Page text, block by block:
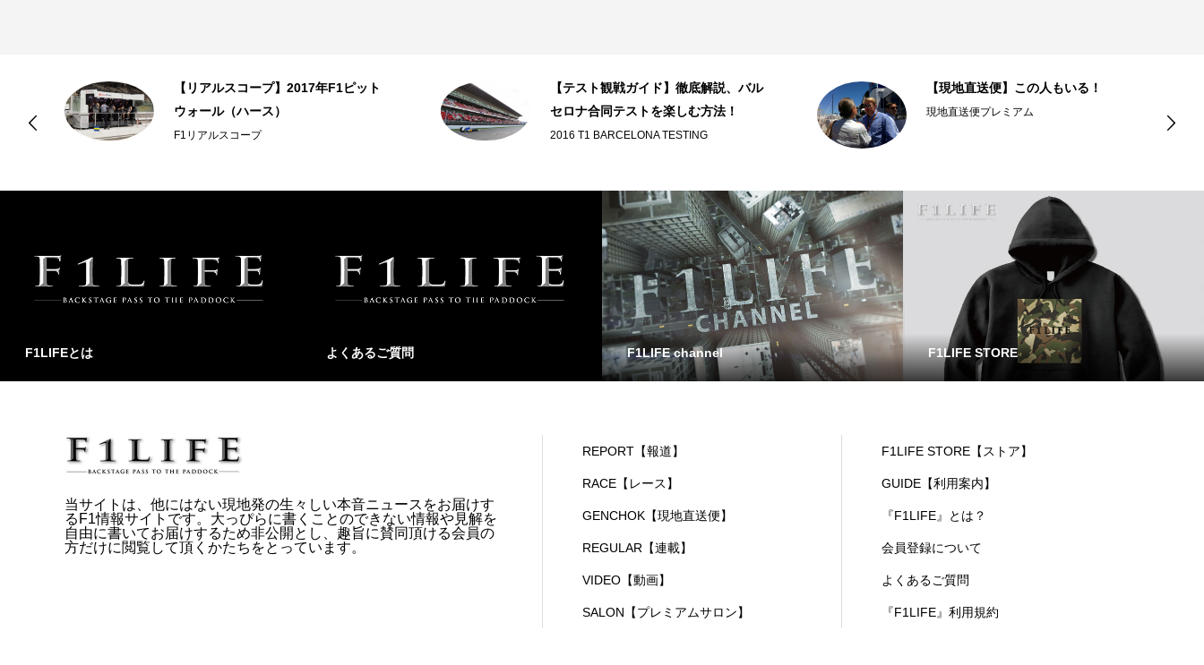
【リアルスコープ】2017年F1ピット
ウォール（ハース）
F1リアルスコープ
【テスト観戦ガイド】徹底解説、バル
セロナ合同テストを楽しむ方法！
2016 T1 BARCELONA TESTING
【現地直送便】この人もいる！
現地直送便プレミアム
F1LIFEとは よくあるご質問 F1LIFE channel F1LIFE STORE
当サイトは、他にはない現地発の生々しい本音ニュースをお届けす
るF1情報サイトです。大っぴらに書くことのできない情報や見解を
自由に書いてお届けするため非公開とし、趣旨に賛同頂ける会員の
方だけに閲覧して頂くかたちをとっています。
REPORT【報道】
RACE【レース】
GENCHOK【現地直送便】
REGULAR【連載】
VIDEO【動画】
SALON【プレミアムサロン】
F1LIFE STORE【ストア】
GUIDE【利用案内】
『F1LIFE』とは？
会員登録について
よくあるご質問
『F1LIFE』利用規約